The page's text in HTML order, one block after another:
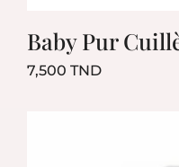
Baby Pur
7,500 TNDPrix